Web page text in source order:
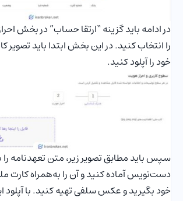
در ادامه باید گزینه “ارتقا حساب” در بخش
را انتخاب کنید. در این بخش ابتدا باید
خود را آپلود کنید.
سپس باید مطابق تصویر زیر، متن تعهدنامه
دست‌نویس آماده کنید و آن را به‌همراه کارت
خود بگیرید و عکس سلفی تهیه کنید. با آپلود